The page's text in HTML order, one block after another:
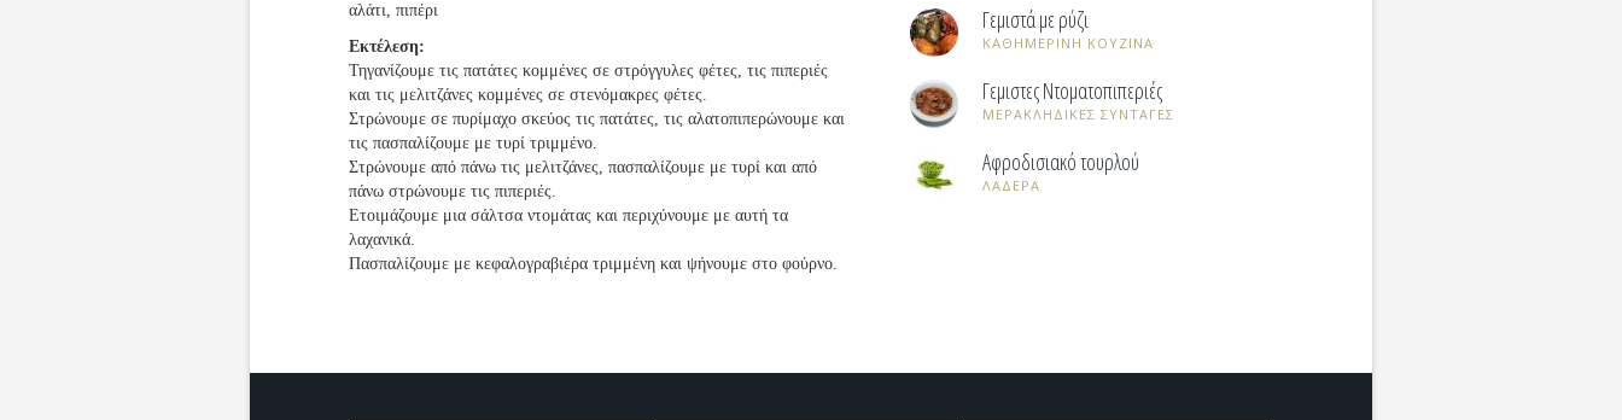
αλάτι, πιπέρι
Εκτέλεση:
Τηγανίζουμε τις πατάτες κομμένες σε στρόγγυλες φέτες, τις πιπεριές
και τις μελιτζάνες κομμένες σε στενόμακρες φέτες.
Στρώνουμε σε πυρίμαχο σκεύος τις πατάτες, τις αλατοπιπερώνουμε και
τις πασπαλίζουμε με τυρί τριμμένο.
Στρώνουμε από πάνω τις μελιτζάνες, πασπαλίζουμε με τυρί και από
πάνω στρώνουμε τις πιπεριές.
Ετοιμάζουμε μια σάλτσα ντομάτας και περιχύνουμε με αυτή τα
λαχανικά.
Πασπαλίζουμε με κεφαλογραβιέρα τριμμένη και ψήνουμε στο φούρνο.
Γεμιστά με ρύζι
ΚΑΘΗΜΕΡΙΝΗ ΚΟΥΖΙΝΑ
Γεμιστες Ντοματοπιπεριές
ΜΕΡΑΚΛΗΔΙΚΕΣ ΣΥΝΤΑΓΕΣ
Αφροδισιακό τουρλού
ΛΑΔΕΡΑ